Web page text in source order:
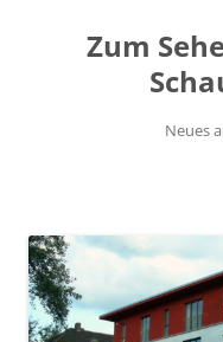
springenZum
Neues